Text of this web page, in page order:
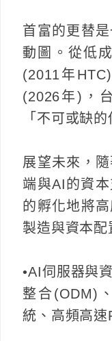
首富的更替
動圖。從低
(2011年
(2026年)，
「不可或缺
展望未來，
端與AI的資
的孵化地將
製造與資本配
•AI伺服器與
整合(ODM)
統、高頻高速